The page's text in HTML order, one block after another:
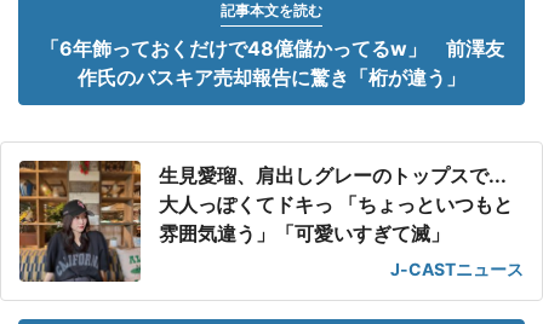
記事本文を読む
「6年飾っておくだけで48億儲かってるw」 前澤友
作氏のバスキア売却報告に驚き「桁が違う」
生見愛瑠、肩出しグレーのトップスで...
大人っぽくてドキっ 「ちょっといつもと
雰囲気違う」「可愛いすぎて滅」
J-CASTニュース